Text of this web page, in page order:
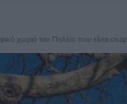
χωριό του Πηλίου που είναι